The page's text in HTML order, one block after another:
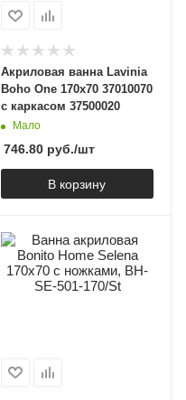
Акриловая ванна Lavinia
Boho One 170x70 37010070
с каркасом 37500020
Мало
746.80руб./шт
В корзину